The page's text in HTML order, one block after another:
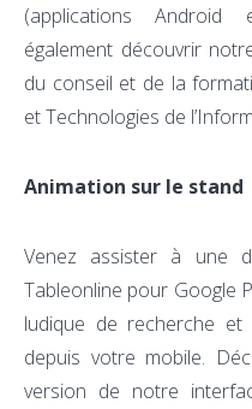
(applications Android
également découvrir
du conseil et de la
et Technologies de
Animation sur le stand
Venez assister à une
Tableonline pour Google
ludique de recherche
depuis votre mobile.
version de notre